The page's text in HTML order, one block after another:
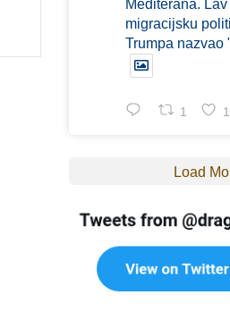
Mediterana.
migracijsku
Trumpa nazvao
1
Load